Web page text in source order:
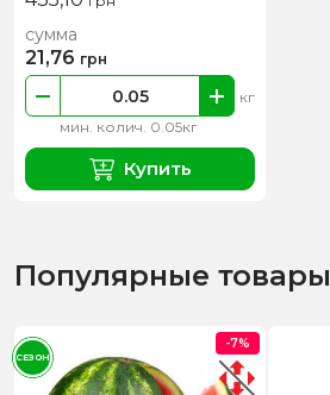
мин. колич. 0.05кг
кг
сумма
21,76 грн
Купить
Популярные товары
-7%
СЕЗОН